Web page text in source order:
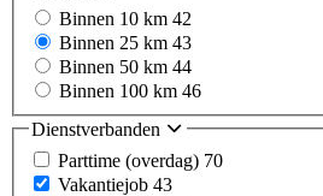
Binnen 10 km 42
Binnen 25 km 43
Binnen 50 km 44
Binnen 100 km 46
Dienstverbanden
Parttime (overdag) 70
Vakantiejob 43